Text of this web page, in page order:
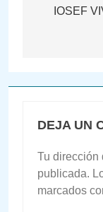
deIOSEF
DEJA UN
Tu dirección
publicada.
marcados